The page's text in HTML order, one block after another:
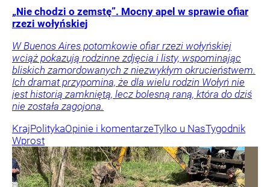
„Nie chodzi o zemstę”. Mocny apel w sprawie ofiar
rzezi wołyńskiej
W Buenos Aires potomkowie ofiar rzezi wołyńskiej
wciąż pokazują rodzinne zdjęcia i listy, wspominając
bliskich zamordowanych z niezwykłym okrucieństwem.
Ich dramat przypomina, że dla wielu rodzin Wołyń nie
jest historią zamkniętą, lecz bolesną raną, która do dziś
nie została zagojona.
KrajPolitykaOpinie i komentarzeTylko u NasTygodnik
Wprost